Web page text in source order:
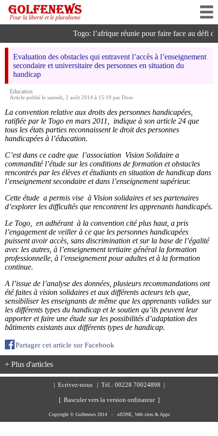
Pour la liberté et le pluralisme
Togo: l’afrique réunie pour faire face au défi
Evaluation des obstacles qui entravent l’accès à l’enseignement
secondaire et universitaire des personnes en situation du
handicap
Education
Article publié le samedi, 2 août 2014 à 15:19 par Doso
La convention relative aux droits des personnes handicapées,
ratifiée par le Togo en mars 2011, indique à son article 24 que
tous les états parties reconnaissent le droit des personnes
handicapées à l’éducation.
C’est dans ce cadre que l’association Vision Solidaire a
commandité l’étude sur les conditions de formation et obstacles
rencontrés par les élèves et étudiants en situation de handicap dans
l’enseignement secondaire et dans l’enseignement supérieur.
Cette étude a permis vise à Vision solidaires et ses partenaires
d’explorer les difficultés que rencontrent les apprenants handicapés.
Le Togo, en adhérant à la convention cité plus haut, a pris
l’engagement de veiller à ce que les personnes handicapées
puissent avoir accès, sans discrimination et sur la base de l’égalité
avec les autres, à l’enseignement tertiaire général la formation
professionnelle, à l’enseignement pour adultes et à la formation
continue.
A l’issue de l’analyse des données, plusieurs recommandations ont
été faites à vision solidaires et aux différents acteurs tels que,
sensibiliser les enseignants de même que les apprenants valides sur
les différents types du handicap et le soutien qu’ils peuvent leur
apporter et faire une étude sur les possibilités d’adaptation des
bâtiments existants aux différents types de handicap.
Partager cet article sur Facebook
+ Plus d'articles
Ecrivez-nous | Tél.: 00228 70024898 |
[ Basculer vers la version ordinateur ]
Copyright © Golfenews 2014 - eZONE, Web sites & Apps